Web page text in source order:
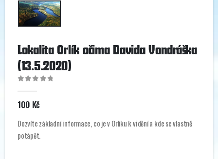
Lokalita Orlík očima Davida Vondráška
(13.5.2020)
100 Kč
Dozvíte základní informace, co je v Orlíku k vidění a kde se vlastně
potápět.